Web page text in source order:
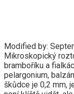
Modified by:
Mikroskopický
bramboříku a
pelargonium,
škůdce je 0,2 mm,